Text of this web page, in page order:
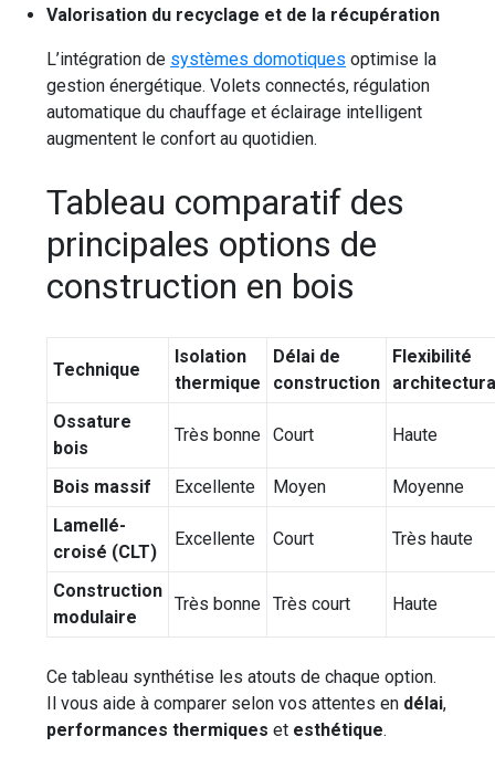
Valorisation du recyclage et de la récupération
L’intégration de systèmes domotiques optimise la
gestion énergétique. Volets connectés, régulation
automatique du chauffage et éclairage intelligent
augmentent le confort au quotidien.
Tableau comparatif des
principales options de
construction en bois
Technique
Isolation
thermique
Délai de
construction
Flexibilité
Ossature
bois
Très bonne Court Haute
Bois massif Excellente Moyen
Moyenne
Lamellé-
croisé (CLT)
Excellente Court Très haute
Construction
modulaire
Très bonne Très court Haute
Ce tableau synthétise les atouts de chaque option.
Il vous aide à comparer selon vos attentes en délai,
performances thermiques et esthétique.